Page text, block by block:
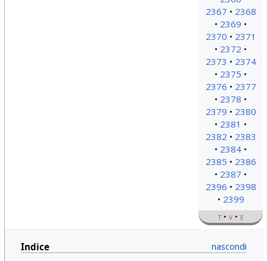
2367
2368
2369
2370
2371
2372
2373
2374
2375
2376
2377
2378
2379
2380
2381
2382
2383
2384
2385
2386
2387
2396
2398
2399
t v e
Indice